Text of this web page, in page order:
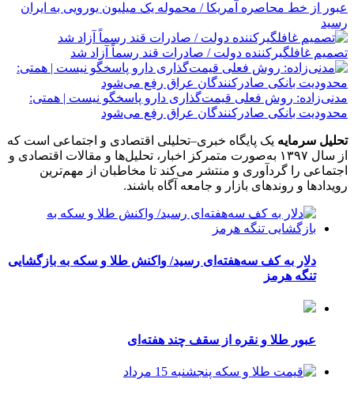
عبور از خط محاصره آمریکا / محموله یک میلیون یورویی به ایران
رسید
تصمیم غافلگیرکننده دولت / صادرات قند رسماً آزاد شد
مدنی‌زاده: روش فعلی قیمت‌گذاری دارو پاسخگو نیست | همتی:
محدودیت بانکی صادرکنندگان عراق رفع می‌شود
تحلیل سرمایه یک پایگاه خبری–تحلیلی اقتصادی و اجتماعی است که
از سال ۱۳۹۷ به‌صورت متمرکز اخبار، تحلیل‌ها و مقالات اقتصادی و
اجتماعی را گردآوری و منتشر می‌کند تا مخاطبان از مهم‌ترین
رویدادها و روندهای بازار و جامعه آگاه باشند.
دلار به کف سه‌هفته‌ای رسید/ واکنش طلا و سکه به بازگشایی
تنگه هرمز
عبور طلا و نقره از سقف چند هفته‌ای